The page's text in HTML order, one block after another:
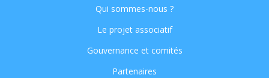
Qui sommes-nous ?
Le projet associatif
Gouvernance et comités
Partenaires